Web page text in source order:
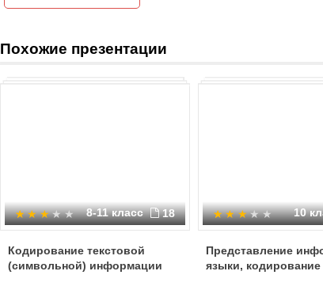
Похожие презентации
8-11 класс 18
Кодирование текстовой
(символьной) информации
10
Представление
языки, кодирование